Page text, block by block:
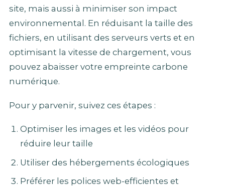
site, mais aussi à minimiser son impact
environnemental. En réduisant la taille des
fichiers, en utilisant des serveurs verts et en
optimisant la vitesse de chargement, vous
pouvez abaisser votre empreinte carbone
numérique.
Pour y parvenir, suivez ces étapes :
Optimiser les images et les vidéos pour
réduire leur taille
Utiliser des hébergements écologiques
Préférer les polices web-efficientes et